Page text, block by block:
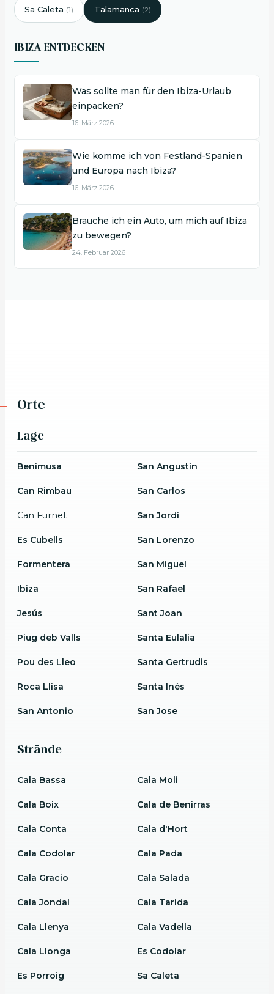
Sa Caleta (1) Talamanca (2)
IBIZA ENTDECKEN
Was sollte man für den Ibiza-Urlaub
einpacken?
16. März 2026
Wie komme ich von Festland-Spanien
und Europa nach Ibiza?
16. März 2026
Brauche ich ein Auto, um mich auf Ibiza
zu bewegen?
24. Februar 2026
Orte
Lage
Benimusa
Can Rimbau
Can Furnet
Es Cubells
Formentera
Ibiza
Jesús
Piug deb Valls
Pou des Lleo
Roca Llisa
San Antonio
San Angustín
San Carlos
San Jordi
San Lorenzo
San Miguel
San Rafael
Sant Joan
Santa Eulalia
Santa Gertrudis
Santa Inés
San Jose
Strände
Cala Bassa
Cala Boix
Cala Conta
Cala Codolar
Cala Gracio
Cala Jondal
Cala Llenya
Cala Llonga
Cala Moli
Cala de Benirras
Cala d'Hort
Cala Pada
Cala Salada
Cala Tarida
Cala Vadella
Es Codolar
Es Porroig Sa Caleta